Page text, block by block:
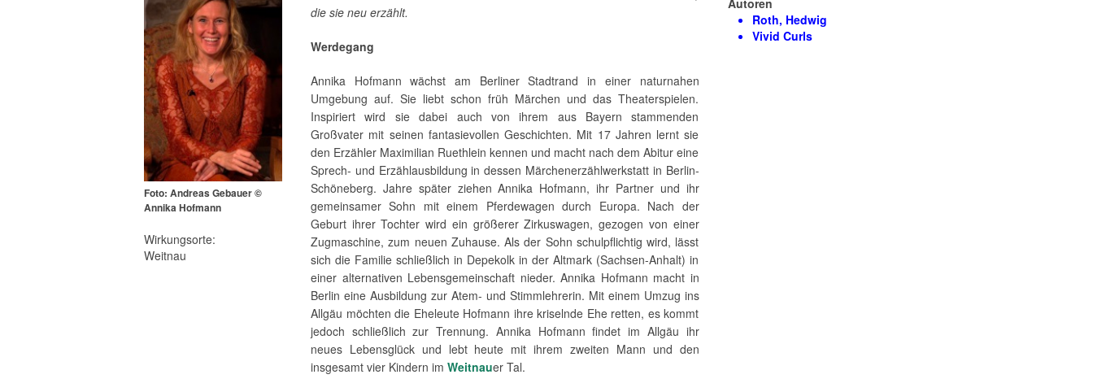
Foto: Andreas Gebauer ©
Annika Hofmann
Wirkungsorte:
Weitnau
die sie neu erzählt.
Werdegang
Annika Hofmann wächst am Berliner Stadtrand in einer naturnahen
Umgebung auf. Sie liebt schon früh Märchen und das Theaterspielen.
Inspiriert wird sie dabei auch von ihrem aus Bayern stammenden
Großvater mit seinen fantasievollen Geschichten. Mit 17 Jahren lernt sie
den Erzähler Maximilian Ruethlein kennen und macht nach dem Abitur eine
Sprech- und Erzählaus­bildung in dessen Märchenerzählwerkstatt in Berlin-
Schöneberg. Jahre später ziehen Annika Hofmann, ihr Partner und ihr
gemeinsamer Sohn mit einem Pferdewagen durch Europa. Nach der
Geburt ihrer Tochter wird ein größerer Zirkuswagen, gezogen von einer
Zugmaschine, zum neuen Zuhause. Als der Sohn schulpflichtig wird, lässt
sich die Familie schließlich in Depekolk in der Altmark (Sachsen-Anhalt) in
einer alternativen Lebensgemeinschaft nieder. Annika Hofmann macht in
Berlin eine Ausbildung zur Atem- und Stimmlehrerin. Mit einem Umzug ins
Allgäu möchten die Eheleute Hofmann ihre kriselnde Ehe retten, es kommt
jedoch schließlich zur Trennung. Annika Hofmann findet im Allgäu ihr
neues Lebensglück und lebt heute mit ihrem zweiten Mann und den
insgesamt vier Kindern im Weitnauer Tal.
Autoren
Roth, Hedwig
Vivid Curls